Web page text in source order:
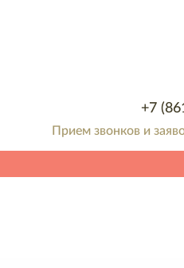
+7
Прием звонков и